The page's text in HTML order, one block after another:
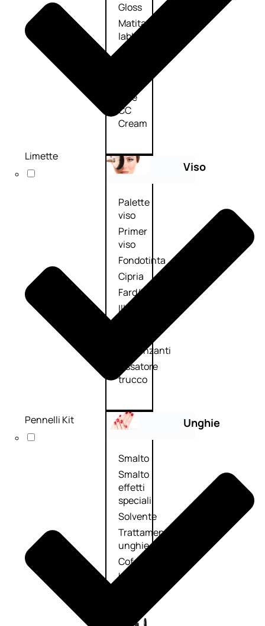
Gloss
Matita
labbra
Rimpolpante
BB e
CC
Cream
Viso
Palette
viso
Primer
viso
Fondotinta
Cipria
Fard/Blush
Illuminante
abbronzanti
Fissatore
trucco
Unghie
Smalto
Smalto
effetti
speciali
Solvente
Trattamenti
unghie
Cofanetti
unghie
Limette
Pennelli Kit